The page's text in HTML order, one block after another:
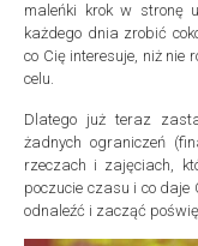
maleńki krok w stronę
każdego dnia zrobić
co Cię interesuje, niż nie
celu.
Dlatego już teraz
żadnych ograniczeń
rzeczach i zajęciach,
poczucie czasu i co daje
odnaleźć i zacząć